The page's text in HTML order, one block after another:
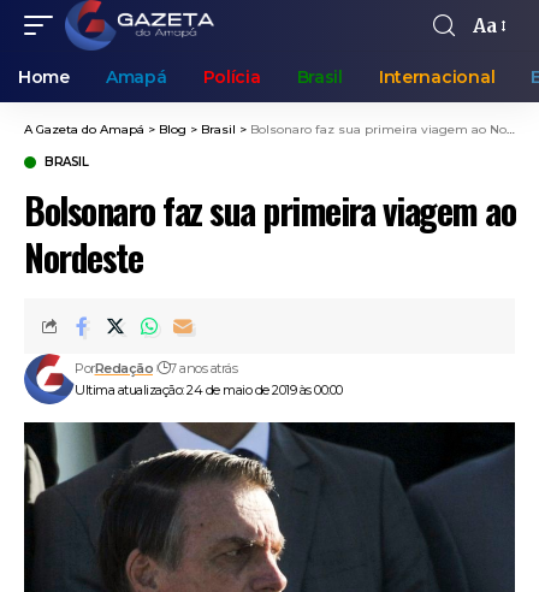
Aa
Home Amapá Polícia Brasil Internacional
A Gazeta do Amapá > Blog > Brasil > Bolsonaro faz sua primeira viagem ao Nordeste
BRASIL
Bolsonaro faz sua primeira viagem ao
Nordeste
Ultima atualização: 24 de maio de 2019 às 00:00
PorRedação 7 anos atrás